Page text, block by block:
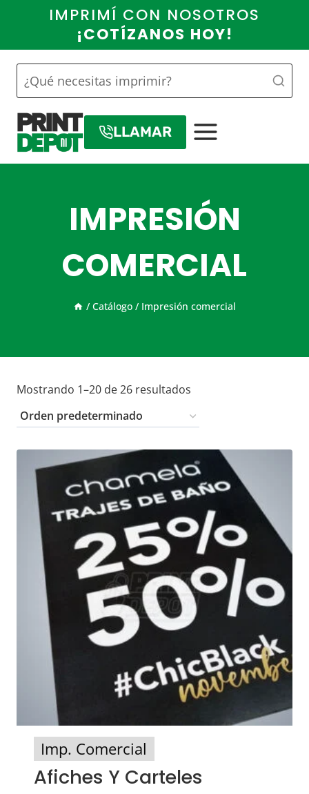
contenido
IMPRIMÍ CON NOSOTROS
¡COTÍZANOS HOY!
LLAMAR
IMPRESIÓN
COMERCIAL
/ Catálogo / Impresión comercial
Mostrando 1–20 de 26 resultados
Imp. Comercial
Afiches Y Carteles